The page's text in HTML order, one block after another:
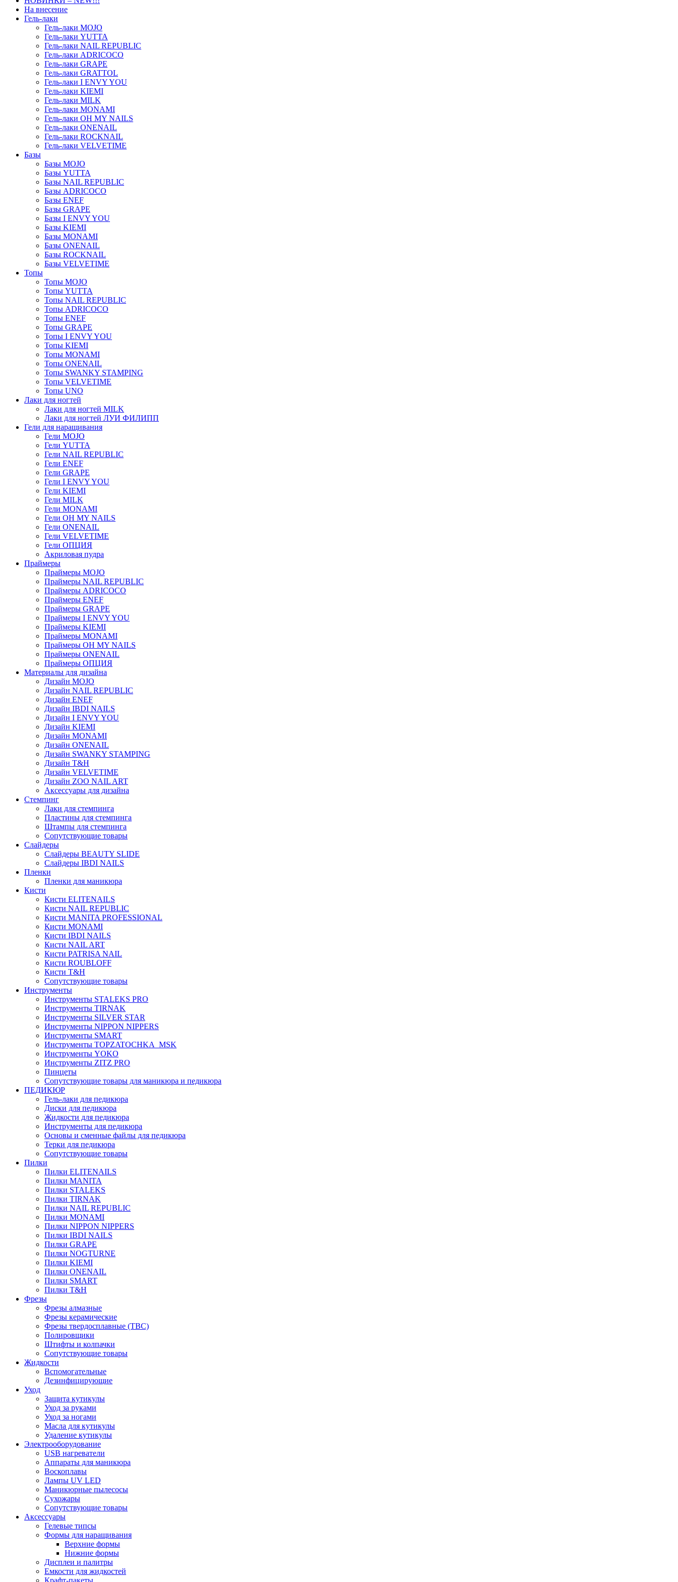
На внесение
Гель-лаки
Гель-лаки MOJO
Гель-лаки YUTTA
Гель-лаки NAIL REPUBLIC
Гель-лаки ADRICOCO
Гель-лаки GRAPE
Гель-лаки GRATTOL
Гель-лаки I ENVY YOU
Гель-лаки KIEMI
Гель-лаки MILK
Гель-лаки MONAMI
Гель-лаки OH MY NAILS
Гель-лаки ONENAIL
Гель-лаки ROCKNAIL
Гель-лаки VELVETIME
Базы
Базы MOJO
Базы YUTTA
Базы NAIL REPUBLIC
Базы ADRICOCO
Базы ENEF
Базы GRAPE
Базы I ENVY YOU
Базы KIEMI
Базы MONAMI
Базы ONENAIL
Базы ROCKNAIL
Базы VELVETIME
Топы
Топы MOJO
Топы YUTTA
Топы NAIL REPUBLIC
Топы ADRICOCO
Топы ENEF
Топы GRAPE
Топы I ENVY YOU
Топы KIEMI
Топы MONAMI
Топы ONENAIL
Топы SWANKY STAMPING
Топы VELVETIME
Топы UNO
Лаки для ногтей
Лаки для ногтей MILK
Лаки для ногтей ЛУИ ФИЛИПП
Гели для наращивания
Гели MOJO
Гели YUTTA
Гели NAIL REPUBLIC
Гели ENEF
Гели GRAPE
Гели I ENVY YOU
Гели KIEMI
Гели MILK
Гели MONAMI
Гели OH MY NAILS
Гели ONENAIL
Гели VELVETIME
Гели ОПЦИЯ
Акриловая пудра
Праймеры
Праймеры MOJO
Праймеры NAIL REPUBLIC
Праймеры ADRICOCO
Праймеры ENEF
Праймеры GRAPE
Праймеры I ENVY YOU
Праймеры KIEMI
Праймеры MONAMI
Праймеры OH MY NAILS
Праймеры ONENAIL
Праймеры ОПЦИЯ
Материалы для дизайна
Дизайн MOJO
Дизайн NAIL REPUBLIC
Дизайн ENEF
Дизайн IBDI NAILS
Дизайн I ENVY YOU
Дизайн KIEMI
Дизайн MONAMI
Дизайн ONENAIL
Дизайн SWANKY STAMPING
Дизайн T&H
Дизайн VELVETIME
Дизайн ZOO NAIL ART
Аксессуары для дизайна
Стемпинг
Лаки для стемпинга
Пластины для стемпинга
Штампы для стемпинга
Сопутствующие товары
Слайдеры
Слайдеры BEAUTY SLIDE
Слайдеры IBDI NAILS
Пленки
Пленки для маникюра
Кисти
Кисти ELITENAILS
Кисти NAIL REPUBLIC
Кисти MANITA PROFESSIONAL
Кисти MONAMI
Кисти IBDI NAILS
Кисти NAIL ART
Кисти PATRISA NAIL
Кисти ROUBLOFF
Кисти T&H
Сопутствующие товары
Инструменты
Инструменты STALEKS PRO
Инструменты TIRNAK
Инструменты SILVER STAR
Инструменты NIPPON NIPPERS
Инструменты SMART
Инструменты TOPZATOCHKA_MSK
Инструменты YOKO
Инструменты ZITZ PRO
Пинцеты
Сопутствующие товары для маникюра и педикюра
ПЕДИКЮР
Гель-лаки для педикюра
Диски для педикюра
Жидкости для педикюра
Инструменты для педикюра
Основы и сменные файлы для педикюра
Терки для педикюра
Сопутствующие товары
Пилки
Пилки ELITENAILS
Пилки MANITA
Пилки STALEKS
Пилки TIRNAK
Пилки NAIL REPUBLIC
Пилки MONAMI
Пилки NIPPON NIPPERS
Пилки IBDI NAILS
Пилки GRAPE
Пилки NOGTURNE
Пилки KIEMI
Пилки ONENAIL
Пилки SMART
Пилки T&H
Фрезы
Фрезы алмазные
Фрезы керамические
Фрезы твердосплавные (ТВС)
Полировщики
Штифты и колпачки
Сопутствующие товары
Жидкости
Вспомогательные
Дезинфицирующие
Уход
Защита кутикулы
Уход за руками
Уход за ногами
Масла для кутикулы
Удаление кутикулы
Электрооборудование
USB нагреватели
Аппараты для маникюра
Воскоплавы
Лампы UV LED
Маникюрные пылесосы
Сухожары
Сопутствующие товары
Аксессуары
Гелевые типсы
Формы для наращивания
Верхние формы
Нижние формы
Дисплеи и палитры
Емкости для жидкостей
Крафт-пакеты